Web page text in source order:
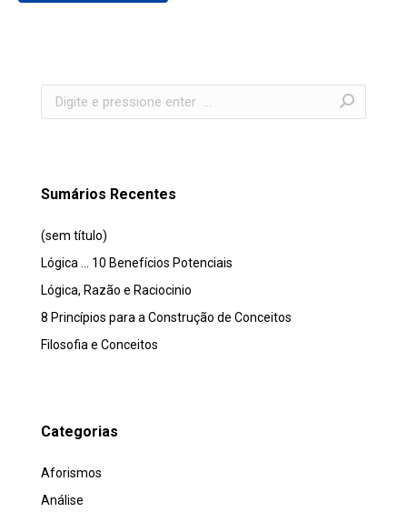
Search:
Sumários Recentes
(sem título)
Lógica … 10 Benefícios Potenciais
Lógica, Razão e Raciocinio
8 Princípios para a Construção de Conceitos
Filosofia e Conceitos
Categorias
Aforismos
Análise